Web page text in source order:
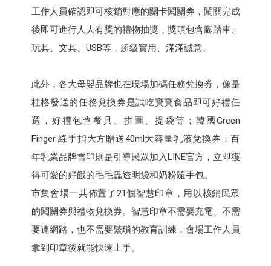
工作人員確認即可核銷對應的關卡闖關券，闖關完成
後即可進行人人有獎的禮物抽獎，獎項包含腳踏車、
玩具、文具、USB等，超級實用、滿滿誠意。
此外，各大母嬰品牌也在現場加碼任務兌換券，像是
桂格發送的任務兌換券是試吃寶寶食品即可好禮任
選，好禮包含餐具、拼圖、提袋等；韓國Green
Finger 綠手指大方贈送40ml大容量乳液兌換券；百
年乳業品牌雪印則是引導民眾加入LINE官方，立即獲
得可愛的好餓的毛毛蟲透明袋和奶粉隨手包。
市集會場一共佈置了21個智慧印章，用以核銷民眾
的闖關券與禮物兌換券。智慧印章不需要充電、不需
要連網路，也不需要繁瑣的教育訓練，會場工作人員
拿到印章後就能快速上手。